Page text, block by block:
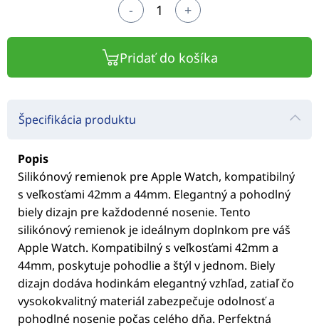
- +
Pridať do košíka
Špecifikácia produktu
Popis
Silikónový remienok pre Apple Watch, kompatibilný
s veľkosťami 42mm a 44mm. Elegantný a pohodlný
biely dizajn pre každodenné nosenie. Tento
silikónový remienok je ideálnym doplnkom pre váš
Apple Watch. Kompatibilný s veľkosťami 42mm a
44mm, poskytuje pohodlie a štýl v jednom. Biely
dizajn dodáva hodinkám elegantný vzhľad, zatiaľ čo
vysokokvalitný materiál zabezpečuje odolnosť a
pohodlné nosenie počas celého dňa. Perfektná